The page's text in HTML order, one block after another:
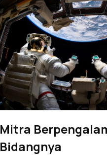
Mitra
Bidangnya